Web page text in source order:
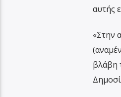
αυτής
«Στην
βλάβη